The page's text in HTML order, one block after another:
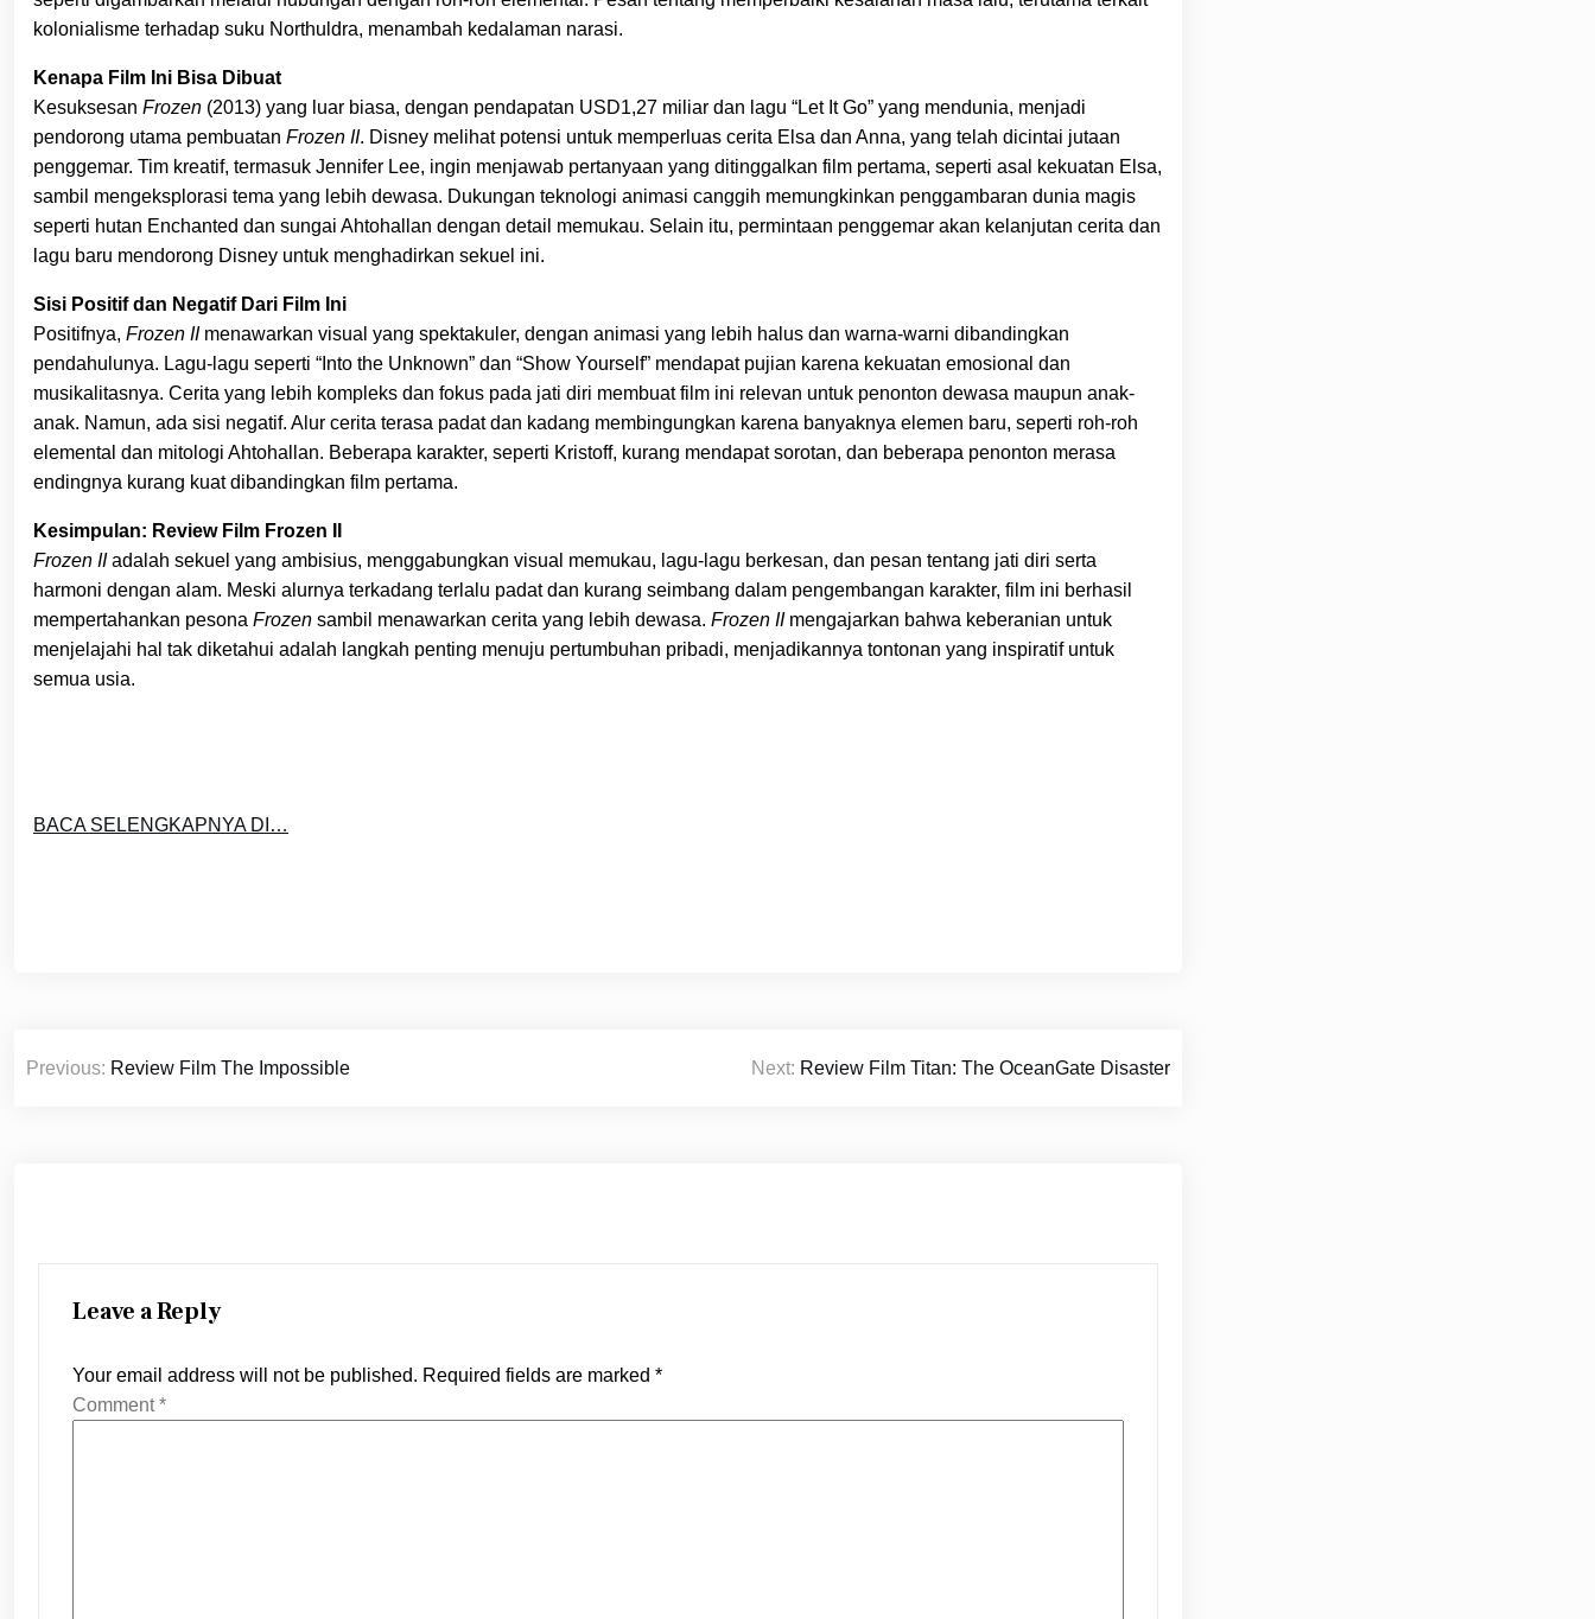
kolonialisme terhadap suku Northuldra, menambah kedalaman narasi.
Kenapa Film Ini Bisa Dibuat
Kesuksesan Frozen (2013) yang luar biasa, dengan pendapatan USD1,27 miliar dan lagu “Let It Go” yang mendunia, menjadi
pendorong utama pembuatan Frozen II. Disney melihat potensi untuk memperluas cerita Elsa dan Anna, yang telah dicintai jutaan
penggemar. Tim kreatif, termasuk Jennifer Lee, ingin menjawab pertanyaan yang ditinggalkan film pertama, seperti asal kekuatan Elsa,
sambil mengeksplorasi tema yang lebih dewasa. Dukungan teknologi animasi canggih memungkinkan penggambaran dunia magis
seperti hutan Enchanted dan sungai Ahtohallan dengan detail memukau. Selain itu, permintaan penggemar akan kelanjutan cerita dan
lagu baru mendorong Disney untuk menghadirkan sekuel ini.
Sisi Positif dan Negatif Dari Film Ini
Positifnya, Frozen II menawarkan visual yang spektakuler, dengan animasi yang lebih halus dan warna-warni dibandingkan
pendahulunya. Lagu-lagu seperti “Into the Unknown” dan “Show Yourself” mendapat pujian karena kekuatan emosional dan
musikalitasnya. Cerita yang lebih kompleks dan fokus pada jati diri membuat film ini relevan untuk penonton dewasa maupun anak-
anak. Namun, ada sisi negatif. Alur cerita terasa padat dan kadang membingungkan karena banyaknya elemen baru, seperti roh-roh
elemental dan mitologi Ahtohallan. Beberapa karakter, seperti Kristoff, kurang mendapat sorotan, dan beberapa penonton merasa
endingnya kurang kuat dibandingkan film pertama.
Kesimpulan: Review Film Frozen II
Frozen II adalah sekuel yang ambisius, menggabungkan visual memukau, lagu-lagu berkesan, dan pesan tentang jati diri serta
harmoni dengan alam. Meski alurnya terkadang terlalu padat dan kurang seimbang dalam pengembangan karakter, film ini berhasil
mempertahankan pesona Frozen sambil menawarkan cerita yang lebih dewasa. Frozen II mengajarkan bahwa keberanian untuk
menjelajahi hal tak diketahui adalah langkah penting menuju pertumbuhan pribadi, menjadikannya tontonan yang inspiratif untuk
semua usia.
BACA SELENGKAPNYA DI…
navigation
Previous: Review Film The Impossible Next: Review Film Titan: The OceanGate Disaster
Leave a Reply
Your email address will not be published. Required fields are marked *
Comment*